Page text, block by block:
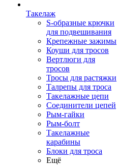
Такелаж
S-образные крючки
для подвешивания
Крепежные зажимы
Коуши для тросов
Вертлюги для
тросов
Тросы для растяжки
Талрепы для троса
Такелажные цепи
Соединители цепей
Рым-гайки
Рым-болт
Такелажные
карабины
Блоки для троса
Ещё